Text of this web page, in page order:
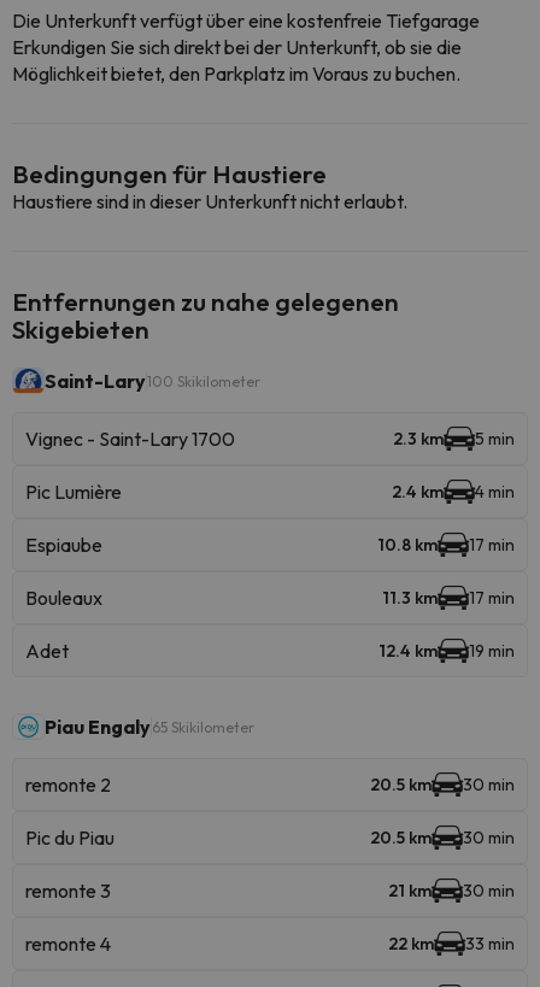
Die Unterkunft verfügt über eine kostenfreie Tiefgarage
Erkundigen Sie sich direkt bei der Unterkunft, ob sie die
Möglichkeit bietet, den Parkplatz im Voraus zu buchen.
Bedingungen für Haustiere
Haustiere sind in dieser Unterkunft nicht erlaubt.
Entfernungen zu nahe gelegenen
Skigebieten
Saint-Lary100 Skikilometer
Vignec - Saint-Lary 1700 2.3 km 5 min
Pic Lumière 2.4 km 4 min
Espiaube 10.8 km 17 min
Bouleaux 11.3 km 17 min
Adet 12.4 km 19 min
Piau Engaly65 Skikilometer
remonte 2 20.5 km 30 min
Pic du Piau 20.5 km 30 min
remonte 3 21 km 30 min
remonte 4 22 km 33 min